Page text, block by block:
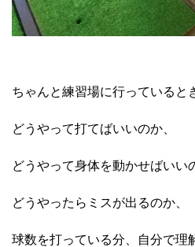
ちゃんと練習場に行っていると
どうやって打てばいいのか、
どうやって身体を動かせばいい
どうやったらミスが出るのか、
球数を打っている分、自分で理